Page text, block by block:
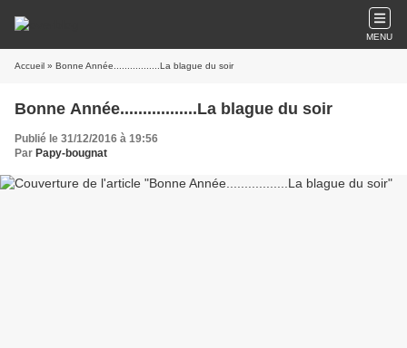
MENU
Accueil » Bonne Année.................La blague du soir
Bonne Année.................La blague du soir
Publié le 31/12/2016 à 19:56
Par Papy-bougnat